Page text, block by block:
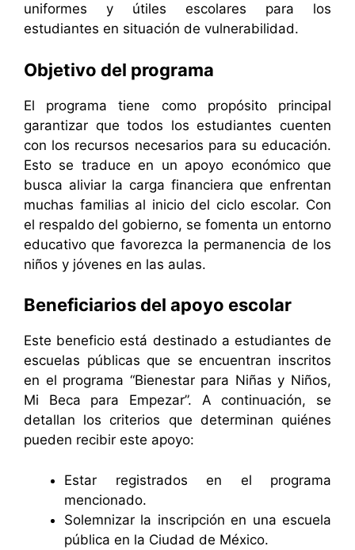
uniformes y útiles escolares para los
estudiantes en situación de vulnerabilidad.
Objetivo del programa
El programa tiene como propósito principal
garantizar que todos los estudiantes cuenten
con los recursos necesarios para su educación.
Esto se traduce en un apoyo económico que
busca aliviar la carga financiera que enfrentan
muchas familias al inicio del ciclo escolar. Con
el respaldo del gobierno, se fomenta un entorno
educativo que favorezca la permanencia de los
niños y jóvenes en las aulas.
Beneficiarios del apoyo escolar
Este beneficio está destinado a estudiantes de
escuelas públicas que se encuentran inscritos
en el programa “Bienestar para Niñas y Niños,
Mi Beca para Empezar”. A continuación, se
detallan los criterios que determinan quiénes
pueden recibir este apoyo:
Estar registrados en el programa
mencionado.
Solemnizar la inscripción en una escuela
pública en la Ciudad de México.